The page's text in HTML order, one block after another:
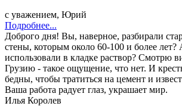
с уважением, Юрий
Подробнее...
Доброго дня! Вы, наверное, разбирали
стены, которым около 60-100 и более лет?
использовали в кладке раствор? Смотрю
Грузию - такое ощущение, что нет. И
бедны, чтобы тратиться на цемент и
Ваша работа радует глаз, украшает мир.
Илья Королев